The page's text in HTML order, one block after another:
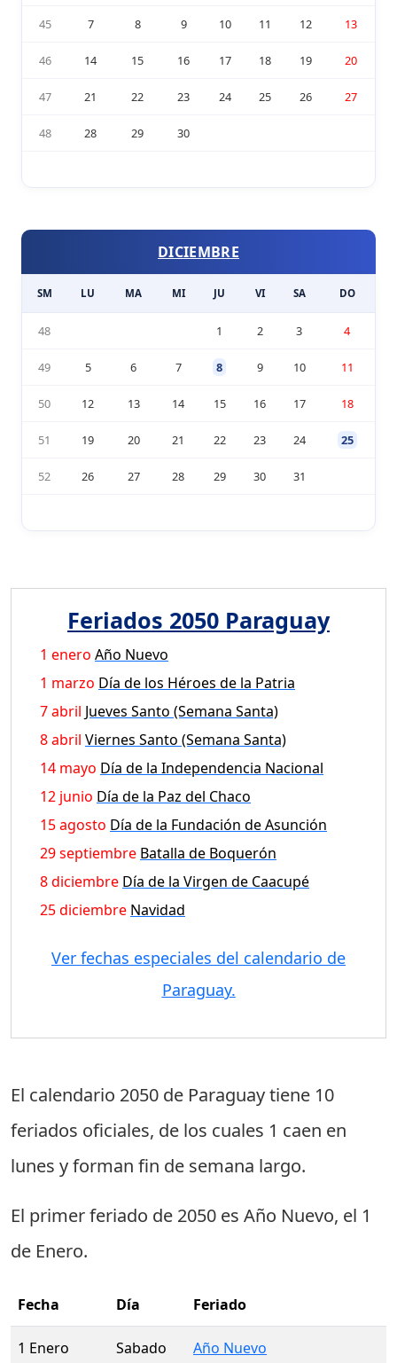
45 7 8 9 10 11 12 13
46 14 15 16 17 18 19 20
47 21 22 23 24 25 26 27
48 28 29 30
DICIEMBRE
SM LU MA MI JU VI SA DO
48 1 2 3 4
49 5 6 7 8 9 10 11
50 12 13 14 15 16 17 18
51 19 20 21 22 23 24 25
52 26 27 28 29 30 31
Feriados 2050 Paraguay
1 enero Año Nuevo
1 marzo Día de los Héroes de la Patria
7 abril Jueves Santo (Semana Santa)
8 abril Viernes Santo (Semana Santa)
14 mayo Día de la Independencia Nacional
12 junio Día de la Paz del Chaco
15 agosto Día de la Fundación de Asunción
29 septiembre Batalla de Boquerón
8 diciembre Día de la Virgen de Caacupé
25 diciembre Navidad
Ver fechas especiales del calendario de
Paraguay.
El calendario 2050 de Paraguay tiene 10
feriados oficiales, de los cuales 1 caen en
lunes y forman fin de semana largo.
El primer feriado de 2050 es Año Nuevo, el 1
de Enero.
Fecha Día Feriado
1 Enero Sabado Año Nuevo